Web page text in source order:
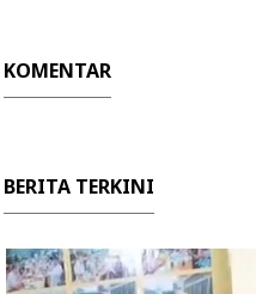
KOMENTAR
BERITA TERKINI